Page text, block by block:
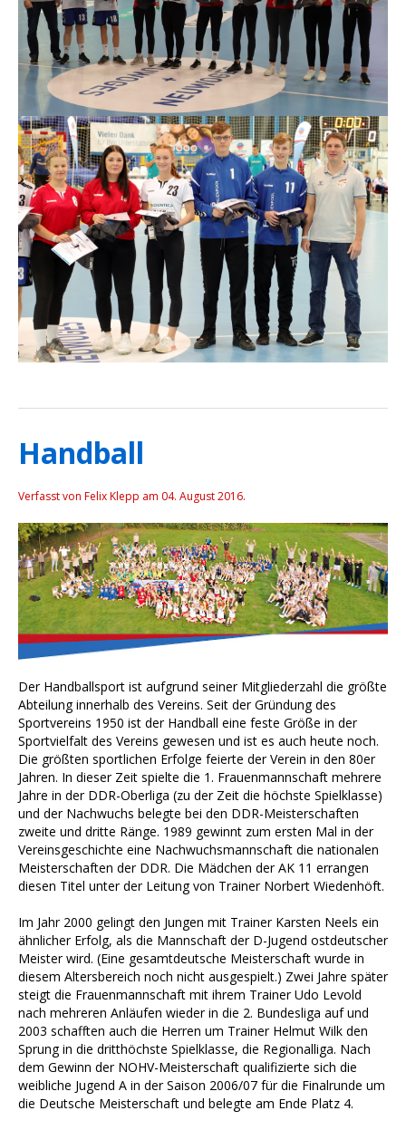
Handball
Verfasst von Felix Klepp am 04. August 2016.
Der Handballsport ist aufgrund seiner Mitgliederzahl die größte
Abteilung innerhalb des Vereins. Seit der Gründung des
Sportvereins 1950 ist der Handball eine feste Größe in der
Sportvielfalt des Vereins gewesen und ist es auch heute noch.
Die größten sportlichen Erfolge feierte der Verein in den 80er
Jahren. In dieser Zeit spielte die 1. Frauenmannschaft mehrere
Jahre in der DDR-Oberliga (zu der Zeit die höchste Spielklasse)
und der Nachwuchs belegte bei den DDR-Meisterschaften
zweite und dritte Ränge. 1989 gewinnt zum ersten Mal in der
Vereinsgeschichte eine Nachwuchsmannschaft die nationalen
Meisterschaften der DDR. Die Mädchen der AK 11 errangen
diesen Titel unter der Leitung von Trainer Norbert Wiedenhöft.
Im Jahr 2000 gelingt den Jungen mit Trainer Karsten Neels ein
ähnlicher Erfolg, als die Mannschaft der D-Jugend ostdeutscher
Meister wird. (Eine gesamtdeutsche Meisterschaft wurde in
diesem Altersbereich noch nicht ausgespielt.) Zwei Jahre später
steigt die Frauenmannschaft mit ihrem Trainer Udo Levold
nach mehreren Anläufen wieder in die 2. Bundesliga auf und
2003 schafften auch die Herren um Trainer Helmut Wilk den
Sprung in die dritthöchste Spielklasse, die Regionalliga. Nach
dem Gewinn der NOHV-Meisterschaft qualifizierte sich die
weibliche Jugend A in der Saison 2006/07 für die Finalrunde um
die Deutsche Meisterschaft und belegte am Ende Platz 4.